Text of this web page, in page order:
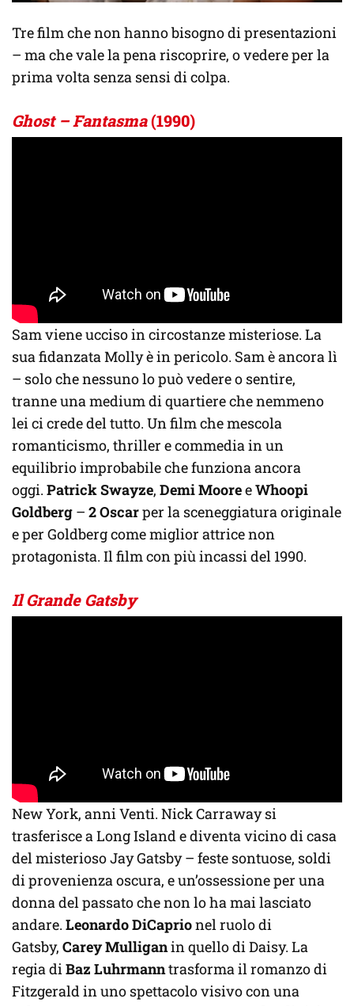
Tre film che non hanno bisogno di presentazioni
– ma che vale la pena riscoprire, o vedere per la
prima volta senza sensi di colpa.
Ghost – Fantasma(1990)
Sam viene ucciso in circostanze misteriose. La
sua fidanzata Molly è in pericolo. Sam è ancora lì
– solo che nessuno lo può vedere o sentire,
tranne una medium di quartiere che nemmeno
lei ci crede del tutto. Un film che mescola
romanticismo, thriller e commedia in un
equilibrio improbabile che funziona ancora
oggi. Patrick Swayze, Demi MooreeWhoopi
Goldberg – 2 Oscarper la sceneggiatura originale
e per Goldberg come miglior attrice non
protagonista. Il film con più incassi del 1990.
Il Grande Gatsby
New York, anni Venti. Nick Carraway si
trasferisce a Long Island e diventa vicino di casa
del misterioso Jay Gatsby – feste sontuose, soldi
di provenienza oscura, e un’ossessione per una
donna del passato che non lo ha mai lasciato
andare. Leonardo DiCaprionel ruolo di
Gatsby, Carey Mulliganin quello di Daisy. La
regia diBaz Luhrmanntrasforma il romanzo di
Fitzgerald in uno spettacolo visivo con una